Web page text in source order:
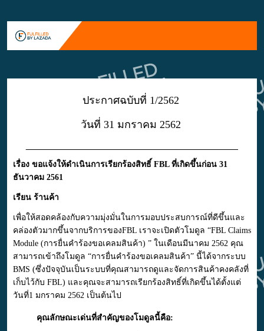
ประกาศฉบับที่ 1/2562
วันที่ 31 มกราคม 2562
เรื่อง ขอแจ้งให้ดำเนินการเรียกร้องสิทธิ์ FBL ที่เกิดขึ้นก่อน 31
ธันวาคม 2561
เรียน ร้านค้า
เพื่อให้สอดคล้องกับความมุ่งมั่นในการมอบประสบการณ์ที่ดีขึ้นและ
คล่องตัวมากขึ้นจากบริการของFBL เราจะเปิดตัวโมดูล “FBL Claims
Module (การยื่นคำร้องขอเคลมสินค้า) ” ในเดือนมีนาคม 2562 คุณ
สามารถเข้าถึงโมดูล “การยื่นคำร้องขอเคลมสินค้า” นี้ได้จากระบบ
BMS (ซึ่งปัจจุบันเป็นระบบที่คุณสามารถดูและจัดการสินค้าคงคลังที่
เก็บไว้กับ FBL) และคุณจะสามารถเรียกร้องสิทธิ์ที่เกิดขึ้นได้ตั้งแต่
วันที่1 มกราคม 2562 เป็นต้นไป
คุณลักษณะเด่นที่สำคัญของโมดูลนี้คือ: